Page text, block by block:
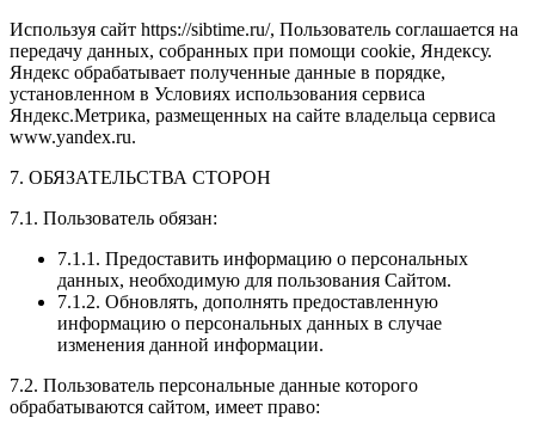
Используя сайт https://sibtime.ru/, Пользователь соглашается на
передачу данных, собранных при помощи cookie, Яндексу.
Яндекс обрабатывает полученные данные в порядке,
установленном в Условиях использования сервиса
Яндекс.Метрика, размещенных на сайте владельца сервиса
www.yandex.ru.
7. ОБЯЗАТЕЛЬСТВА СТОРОН
7.1. Пользователь обязан:
7.1.1. Предоставить информацию о персональных
данных, необходимую для пользования Сайтом.
7.1.2. Обновлять, дополнять предоставленную
информацию о персональных данных в случае
изменения данной информации.
7.2. Пользователь персональные данные которого
обрабатываются сайтом, имеет право: